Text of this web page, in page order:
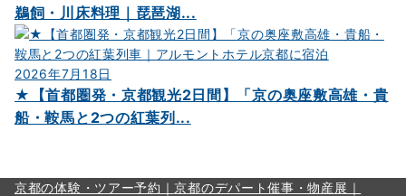
鵜飼・川床料理｜琵琶湖...
2026年7月18日
★【首都圏発・京都観光2日間】「京の奥座敷高雄・貴
船・鞍馬と2つの紅葉列...
京都の体験・ツアー予約｜京都のデパート催事・物産展｜